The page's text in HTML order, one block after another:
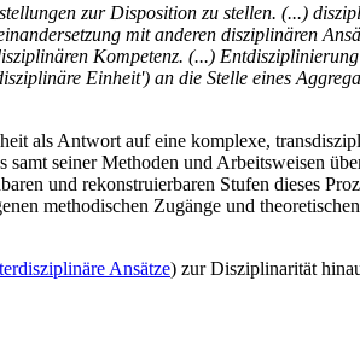
zur Disposition zu stellen. (...)
mit anderen disziplinären
Kompetenz. (...)
Einheit') an die Stelle eines
als Antwort auf eine komplexe,
samt seiner Methoden und Arbeitsweisen
und rekonstruierbaren Stufen dieses
methodischen Zugänge und
Ansätze) zur Disziplinarität